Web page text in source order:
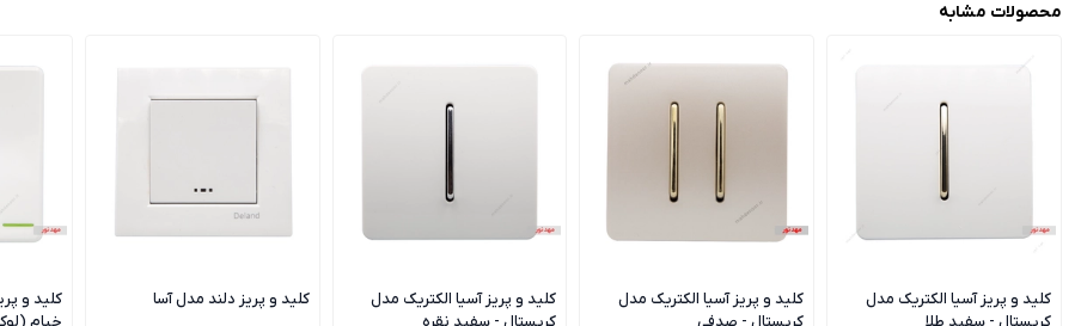
محصولات مشابه
کلید و پریز آسیا الکتریک مدل
کریستال - سفید طلا
کلید و پریز آسیا الکتریک مدل
کریستال - صدفی
کلید و پریز آسیا الکتریک مدل
کریستال - سفید نقره
کلید و پریز دلند مدل آسا
کلید و
خیام